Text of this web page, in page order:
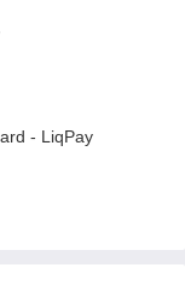
- LiqPay